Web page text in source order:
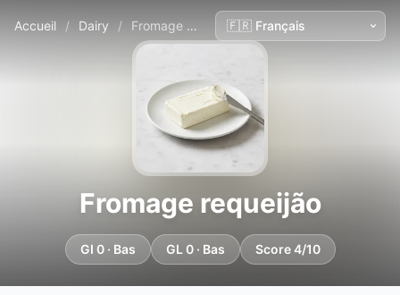
Accueil / Dairy / Fromage requeijão
Fromage requeijão
GI 0 · Bas GL 0 · Bas Score 4/10